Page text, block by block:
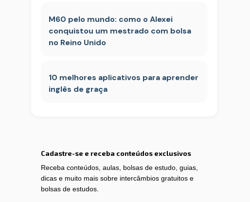
M60 pelo mundo: como o Alexei
conquistou um mestrado com bolsa
no Reino Unido
10 melhores aplicativos para aprender
inglês de graça
Cadastre-se e receba conteúdos exclusivos
Receba conteúdos, aulas, bolsas de estudo, guias,
dicas e muito mais sobre intercâmbios gratuitos e
bolsas de estudos.